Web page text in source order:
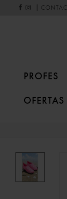
PROFES
OFERTAS